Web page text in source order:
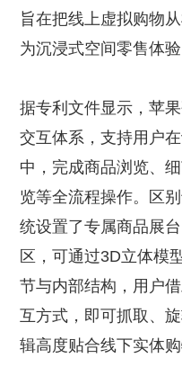
旨在把线上虚拟购物
为沉浸式空间零售体验
据专利文件显示，苹
交互体系，支持用户
中，完成商品浏览、
览等全流程操作。区
统设置了专属商品展
区，可通过3D立体模
节与内部结构，用户
互方式，即可抓取、
辑高度贴合线下实体购